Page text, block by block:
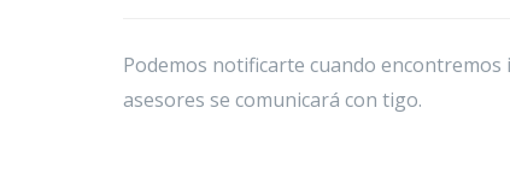
Podemos notificarte cuando
asesores se comunicará con tigo.